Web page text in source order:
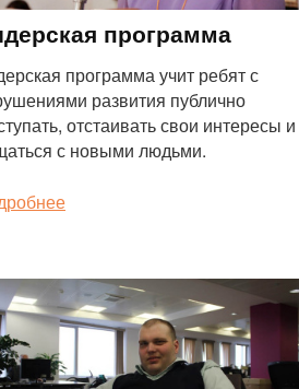
программа
программа учит ребят с
развития публично
отстаивать свои интересы и
с новыми людьми.